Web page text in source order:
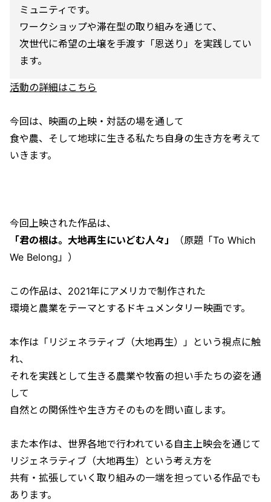
ミュニティです。
ワークショップや滞在型の取り組みを通じて、
次世代に希望の土壌を手渡す「恩送り」を実践してい
ます。
活動の詳細はこちら
今回は、映画の上映・対話の場を通して
食や農、そして地球に生きる私たち自身の生き方を考えて
いきます。
今回上映された作品は、
「君の根は。大地再生にいどむ人々」
（原題「To Which
We Belong」）
この作品は、2021年にアメリカで制作された
環境と農業をテーマとするドキュメンタリー映画です。
本作は「リジェネラティブ（大地再生）」という視点に触
れ、
それを実践として生きる農業や牧畜の担い手たちの姿を通
して
自然との関係性や生き方そのものを問い直します。
また本作は、世界各地で行われている自主上映会を通じて
リジェネラティブ（大地再生）という考え方を
共有・拡張していく取り組みの一端を担っている作品でも
あります。